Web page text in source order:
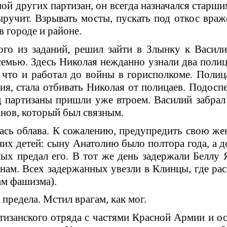
других пар­тизан, он всегда назначался
Взрывать мосты, пускать под откос
городе и районе.
из заданий, ре­шил зайти в Злынку к
Здесь Николая нежданно узнали два
что и работал до войны в горисполкоме.
стала отбивать Николая от поли­цаев.
партизаны пришли уже втроем. Василий
который был связным.
облава. К сожалению, предупредить свою
детей: сыну Анатолию было полтора года,
предал его. В тот же день задержали Беллу
Всех задер­жанных увезли в Клинцы, где
фашизма).
Мстил врагам, как мог.
отря­да с частями Красной Армии и